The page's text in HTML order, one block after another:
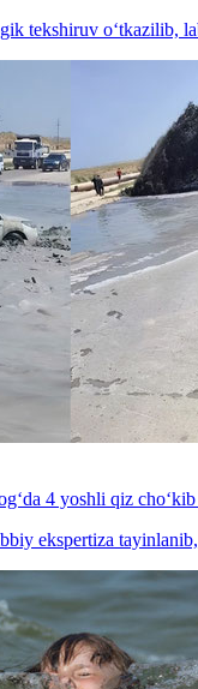
tekshiruv o‘tkazilib,
4 yoshli qiz
ekspertiza